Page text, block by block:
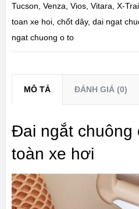
Tucson Venza Vios, Vitara X-
toan xe hoi, chốt dây, dai ngat
ngat chuong o to
MÔ TẢ ĐÁNH GIÁ (0)
Đai ngắt chuông
toàn xe hơi